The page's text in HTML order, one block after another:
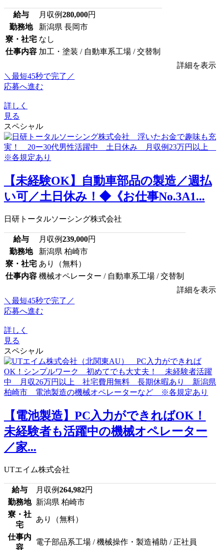
給与 月収例280,000円
勤務地
新潟県 長岡市
寮・社宅 なし
仕事内容 加工・塗装 / 自動車系工場 / 交替制
詳細を表示
＼最短45秒で完了／
応募へ進む
詳しく
見る
スペシャル
【未経験OK】自動車部品の製造／週払
い可／土日休み！◆《お仕事No.3A1...
日研トータルソーシング株式会社
給与 月収例239,000円
勤務地
新潟県 柏崎市
寮・社宅 あり（無料）
仕事内容 機械オペレーター / 自動車系工場 / 交替制
詳細を表示
＼最短45秒で完了／
応募へ進む
詳しく
見る
スペシャル
【電池製造】PC入力ができればOK！
未経験者も活躍中の機械オペレーター
／家...
UTエイム株式会社
給与 月収例264,982円
勤務地 新潟県 柏崎市
寮・社
宅
あり（無料）
仕事内
容
電子部品系工場 / 機械操作・製造補助 / 正社員